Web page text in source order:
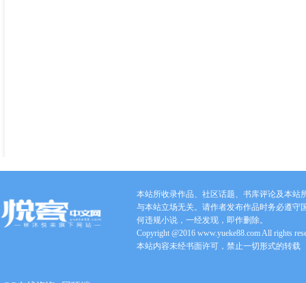
本站所收录作品、社区话题、书库评论及本站
与本站立场无关。请作者发布作品时务必遵守
何违规小说，一经发现，即作删除。
Copyright @2016 www.yueke88.com All rights
本站内容未经书面许可，禁止一切形式的转载